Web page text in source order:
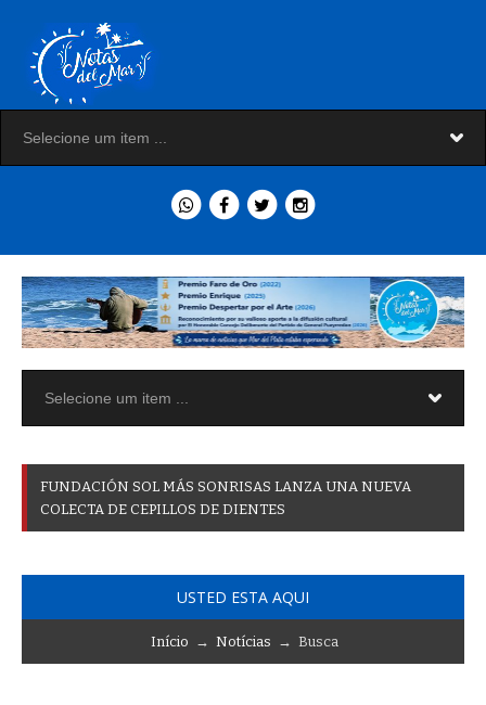
FUNDACIÓN SOL MÁS SONRISAS LANZA UNA NUEVA
COLECTA DE CEPILLOS DE DIENTES
USTED ESTA AQUI
Início → Notícias → Busca